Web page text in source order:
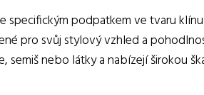
specifickým podpatkem ve tvaru
pro svůj stylový vzhled a
semiš nebo látky a nabízejí širokou